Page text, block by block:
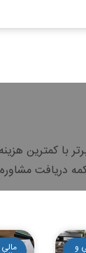
باکمترین هزینه
دریافت
و